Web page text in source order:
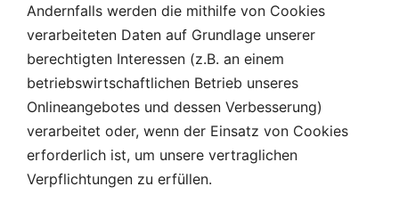
Andernfalls werden die mithilfe von Cookies
verarbeiteten Daten auf Grundlage unserer
berechtigten Interessen (z.B. an einem
betriebswirtschaftlichen Betrieb unseres
Onlineangebotes und dessen Verbesserung)
verarbeitet oder, wenn der Einsatz von Cookies
erforderlich ist, um unsere vertraglichen
Verpflichtungen zu erfüllen.